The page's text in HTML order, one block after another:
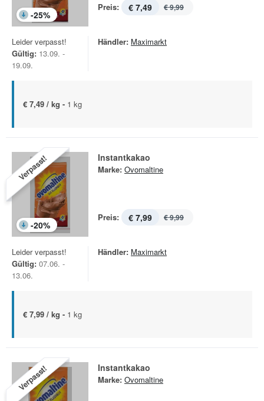
-25%
Preis: € 7,49 € 9,99
Leider verpasst!
Gültig: 13.09. -
19.09.
Händler: Maximarkt
€ 7,49 / kg - 1 kg
Verpasst!
-20%
Instantkakao
Marke: Ovomaltine
Preis: € 7,99 € 9,99
Leider verpasst!
Gültig: 07.06. -
13.06.
Händler: Maximarkt
€ 7,99 / kg - 1 kg
Verpasst! Instantkakao
Marke: Ovomaltine